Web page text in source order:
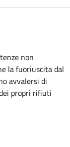
non
la fuoriuscita dal
avvalersi di
propri rifiuti